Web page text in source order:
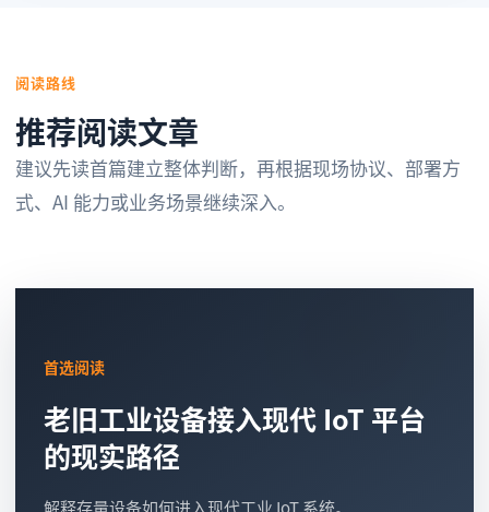
阅读路线
推荐阅读文章
建议先读首篇建立整体判断，再根据现场协议、部署方
式、AI 能力或业务场景继续深入。
首选阅读
老旧工业设备接入现代 IoT 平台
的现实路径
解释存量设备如何进入现代工业 IoT 系统。